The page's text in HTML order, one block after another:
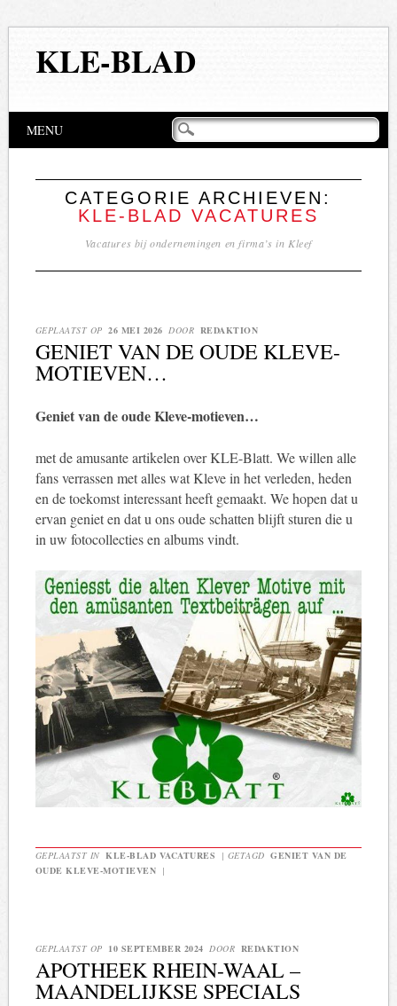
KLE-BLAD
Hoofdmenu
springen
MENU
CATEGORIE ARCHIEVEN:
KLE-BLAD VACATURES
Vacatures bij ondernemingen en firma’s in Kleef
GEPLAATST OP 26 MEI 2026 DOOR REDAKTION
GENIET VAN DE OUDE KLEVE-
MOTIEVEN…
Geniet van de oude Kleve-motieven…
met de amusante artikelen over KLE-Blatt. We willen alle
fans verrassen met alles wat Kleve in het verleden, heden
en de toekomst interessant heeft gemaakt. We hopen dat u
ervan geniet en dat u ons oude schatten blijft sturen die u
in uw fotocollecties en albums vindt.
GEPLAATST IN KLE-BLAD VACATURES | GETAGD GENIET VAN DE
OUDE KLEVE-MOTIEVEN |
GEPLAATST OP 10 SEPTEMBER 2024 DOOR REDAKTION
APOTHEEK RHEIN-WAAL –
MAANDELIJKSE SPECIALS